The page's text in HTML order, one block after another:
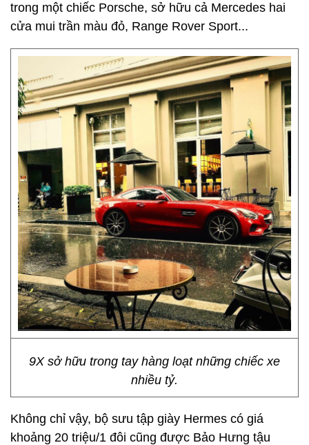
trong một chiếc Porsche, sở hữu cả Mercedes hai
cửa mui trần màu đỏ, Range Rover Sport...
9X sở hữu trong tay hàng loạt những chiếc xe
nhiều tỷ.
Không chỉ vậy, bộ sưu tập giày Hermes có giá
khoảng 20 triệu/1 đôi cũng được Bảo Hưng tậu